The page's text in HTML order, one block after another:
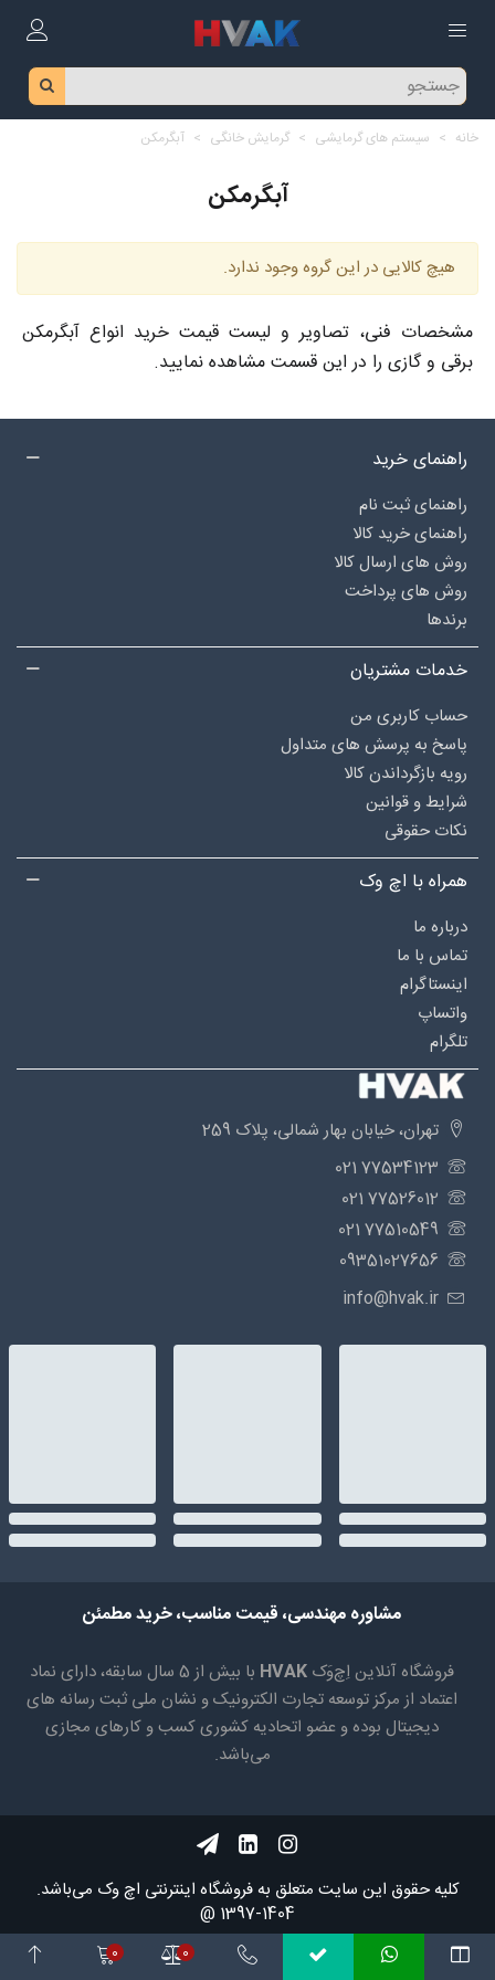
خانه > سیستم های گرمایشی > گرمایش خانگی > آبگرمکن
آبگرمکن
هیچ کالایی در این گروه وجود ندارد.
مشخصات فنی، تصاویر و لیست قیمت خرید انواع آبگرمکن
برقی و گازی را در این قسمت مشاهده نمایید.
راهنمای خرید
راهنمای ثبت نام
راهنمای خرید کالا
روش های ارسال کالا
روش های پرداخت
برندها
خدمات مشتریان
حساب کاربری من
پاسخ به پرسش های متداول
رویه بازگرداندن کالا
شرایط و قوانین
نکات حقوقی
همراه با اچ وک
درباره‌ ما
تماس با ما
اینستاگرام
واتساپ
تلگرام
تهران، خیابان بهار شمالی، پلاک 259
77534123 021
77526012 021
77510549 021
09351027656
info@hvak.ir
مشاوره مهندسی، قیمت مناسب، خرید مطمئن
فروشگاه آنلاین اِچ‌وَک HVAK
با بیش از 5 سال سابقه، دارای نماد
اعتماد از مرکز توسعه تجارت الکترونیک و نشان ملی ثبت رسانه های
دیجیتال بوده و عضو اتحادیه کشوری کسب و کارهای مجازی
می‌باشد.
کلیه حقوق اين سايت متعلق به فروشگاه اینترنتی اچ وک می‌باشد.
1404-1397 @
0
0